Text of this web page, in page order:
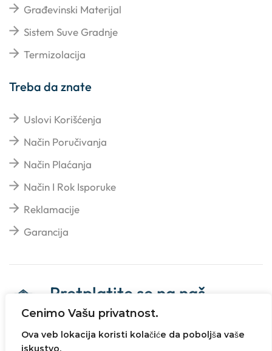
Cenimo Vašu privatnost.
Ova veb lokacija koristi kolačiće da poboljša vaše
iskustvo.
Građevinski Materijal
Sistem Suve Gradnje
Termizolacija
Treba da znate
Uslovi Korišćenja
Način Poručivanja
Način Plaćanja
Način I Rok Isporuke
Reklamacije
Garancija
Pretplatite se na naš
newsletter